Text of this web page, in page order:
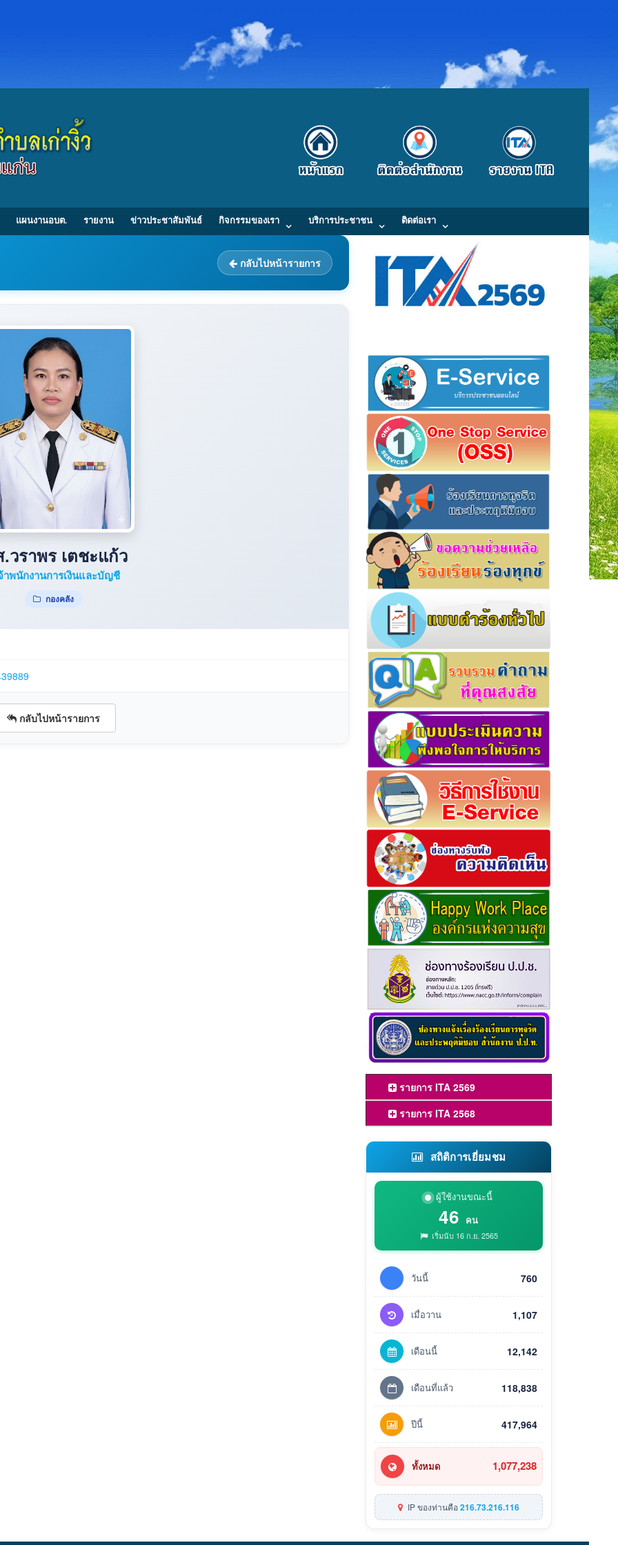
แผนงานอบต. รายงาน ข่าวประชาสัมพันธ์ กิจกรรมของเรา บริการประชาชน ติดต่อเรา
กลับไปหน้ารายการ
วราพร เตชะแก้ว
าพนักงานการเงินและบัญชี
กองคลัง
กลับไปหน้ารายการ
รายการ ITA 2569
รายการ ITA 2568
สถิติการเยี่ยมชม
ผู้ใช้งานขณะนี้
46 คน
เริ่มนับ 16 ก.ย. 2565
วันนี้ 760
เมื่อวาน 1,107
เดือนนี้ 12,142
เดือนที่แล้ว 118,838
ปีนี้ 417,964
ทั้งหมด 1,077,238
IP ของท่านคือ216.73.216.116